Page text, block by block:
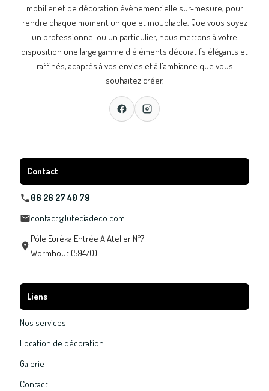
mobilier et de décoration évènementielle sur-mesure, pour
rendre chaque moment unique et inoubliable. Que vous soyez
un professionnel ou un particulier, nous mettons à votre
disposition une large gamme d'éléments décoratifs élégants et
raffinés, adaptés à vos envies et à l'ambiance que vous
souhaitez créer.
Contact
06 26 27 40 79
contact@luteciadeco.com
Pôle Eurêka Entrée A Atelier N°7
Wormhout (59470)
Liens
Nos services
Location de décoration
Galerie
Contact